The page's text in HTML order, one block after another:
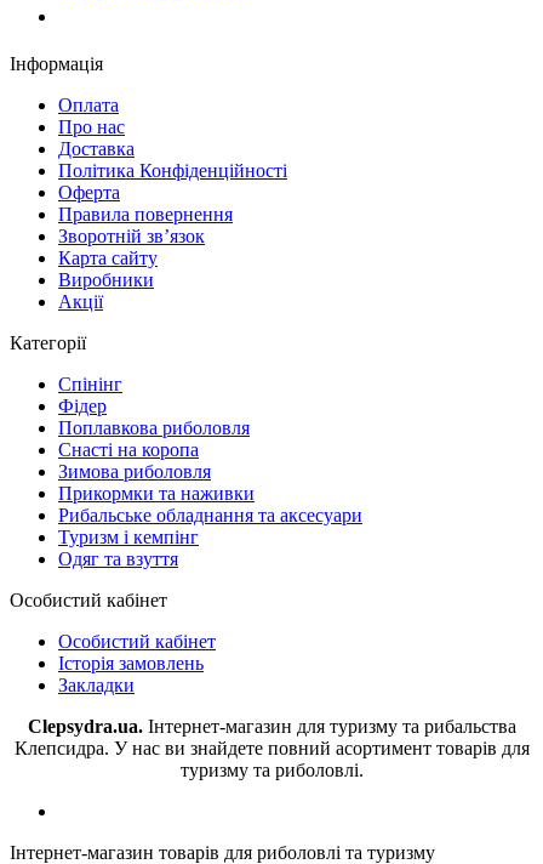
Інформація
Оплата
Про нас
Доставка
Політика Конфіденційності
Оферта
Правила повернення
Зворотній зв’язок
Карта сайту
Виробники
Акції
Категорії
Спінінг
Фідер
Поплавкова риболовля
Снасті на коропа
Зимова риболовля
Прикормки та наживки
Рибальське обладнання та аксесуари
Туризм і кемпінг
Одяг та взуття
Особистий кабінет
Особистий кабінет
Історія замовлень
Закладки
Clepsydra.ua. Інтернет-магазин для туризму та рибальства
Клепсидра. У нас ви знайдете повний асортимент товарів для
туризму та риболовлі.
Інтернет-магазин товарів для риболовлі та туризму